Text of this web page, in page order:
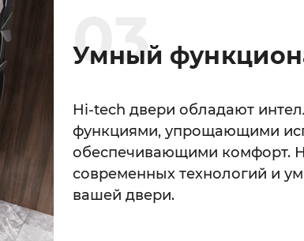
Умный
03
Hi-tech двери обладают
функциями, упрощающими
обеспечивающими комфорт.
современных технологий и
вашей двери.